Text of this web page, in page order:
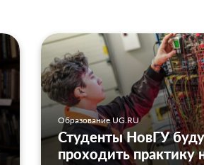
Образование UG.RU
Студенты НовГУ
проходить практику